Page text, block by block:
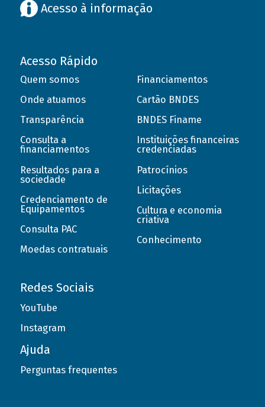
Acesso à informação
Acesso Rápido
Quem somos
Onde atuamos
Transparência
Consulta a
financiamentos
Resultados para a
sociedade
Credenciamento de
Equipamentos
Consulta PAC
Moedas contratuais
Financiamentos
Cartão BNDES
BNDES Finame
Instituições financeiras
credenciadas
Patrocínios
Licitações
Cultura e economia
criativa
Conhecimento
Redes Sociais
YouTube
Instagram
Ajuda
Perguntas frequentes